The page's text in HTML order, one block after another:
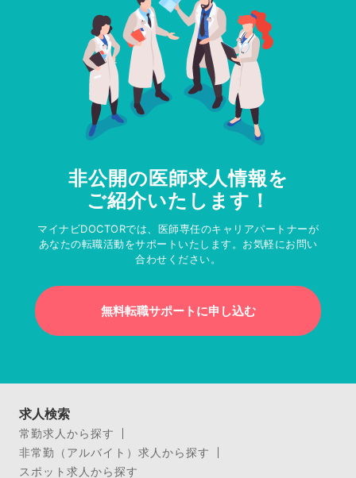
非公開の医師求人情報を
ご紹介いたします！
マイナビDOCTORでは、医師専任のキャリアパートナーが
あなたの転職活動をサポートいたします。お気軽にお問い
合わせください。
無料転職サポートに申し込む
求人検索
常勤求人から探す
非常勤（アルバイト）求人から探す
スポット求人から探す